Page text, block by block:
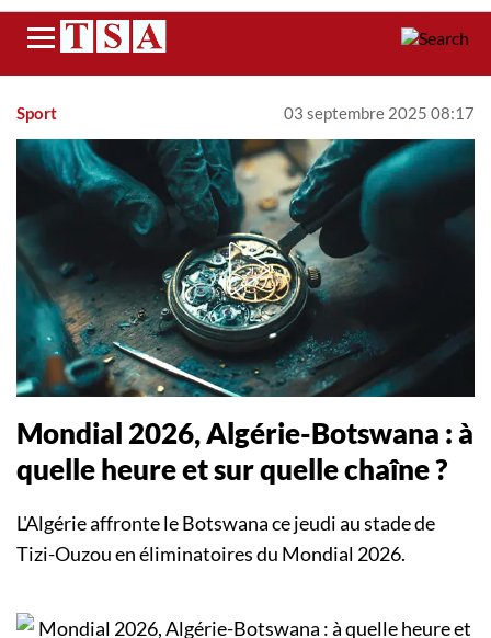
Menu
Sport 03 septembre 2025 08:17
Mondial 2026, Algérie-Botswana : à
quelle heure et sur quelle chaîne ?
L'Algérie affronte le Botswana ce jeudi au stade de
Tizi-Ouzou en éliminatoires du Mondial 2026.